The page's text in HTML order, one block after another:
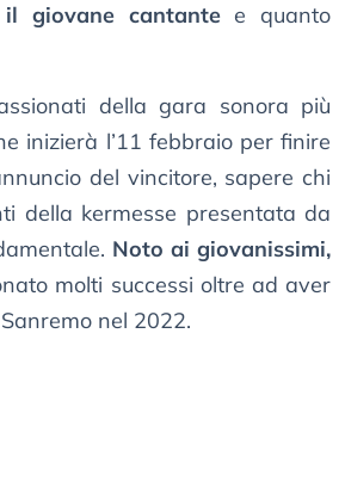
giovane cantantee quanto
della gara sonora più
inizierà l’11 febbraio per finire
del vincitore, sapere chi
della kermesse presentata da
Noto ai giovanissimi,
molti successi oltre ad aver
nel 2022.